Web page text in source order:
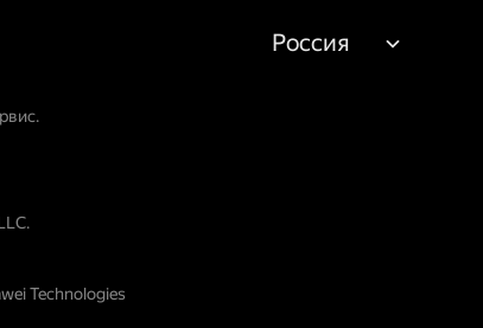
Technologies
Россия